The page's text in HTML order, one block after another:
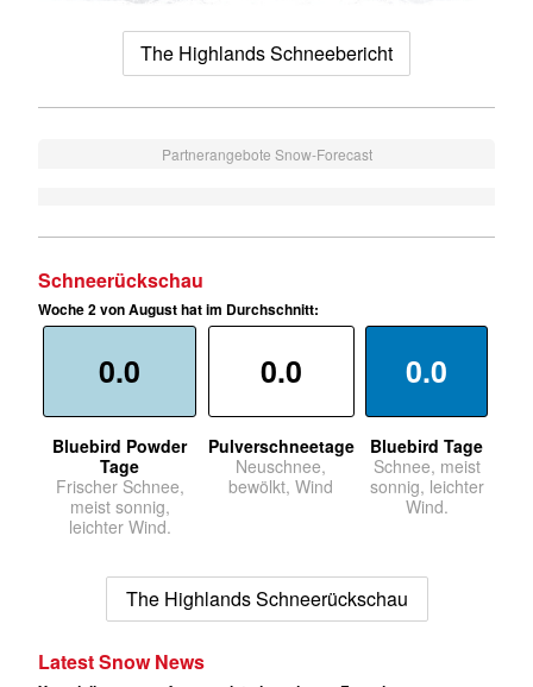
The Highlands Schneebericht
Partnerangebote Snow-Forecast
Schneerückschau
Woche 2 von August hat im Durchschnitt:
0.0
Bluebird Powder
Tage
Frischer Schnee,
meist sonnig,
leichter Wind.
0.0
Pulverschneetage
Neuschnee,
bewölkt, Wind
0.0
Bluebird Tage
Schnee, meist
sonnig, leichter
Wind.
The Highlands Schneerückschau